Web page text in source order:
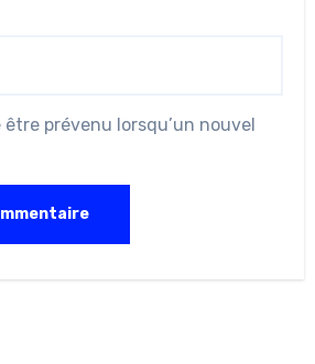
prévenu lorsqu’un nouvel